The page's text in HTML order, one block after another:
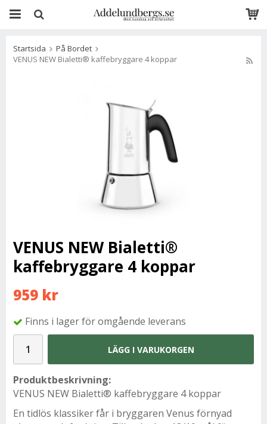
Startsida
På Bordet
VENUS NEW Bialetti® kaffebryggare 4 koppar
VENUS NEW Bialetti®
kaffebryggare 4 koppar
959 kr
Finns i lager för omgående leverans
LÄGG I VARUKORGEN
Produktbeskrivning:
VENUS NEW Bialetti® kaffebryggare 4 koppar
En tidlös klassiker får i bryggaren Venus förnyad